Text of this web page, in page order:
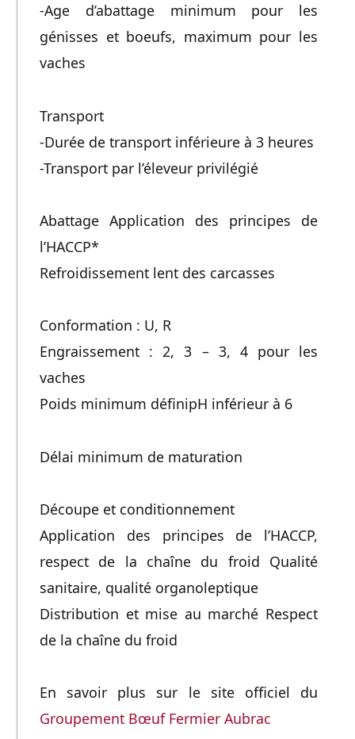
-Age d’abattage minimum pour les
génisses et boeufs, maximum pour les
vaches
Transport
-Durée de transport inférieure à 3 heures
-Transport par l’éleveur privilégié
Abattage Application des principes de
l’HACCP*
Refroidissement lent des carcasses
Conformation : U, R
Engraissement : 2, 3 – 3, 4 pour les
vaches
Poids minimum définipH inférieur à 6
Délai minimum de maturation
Découpe et conditionnement
Application des principes de l’HACCP,
respect de la chaîne du froid Qualité
sanitaire, qualité organoleptique
Distribution et mise au marché Respect
de la chaîne du froid
En savoir plus sur le site officiel du
Groupement Bœuf Fermier Aubrac